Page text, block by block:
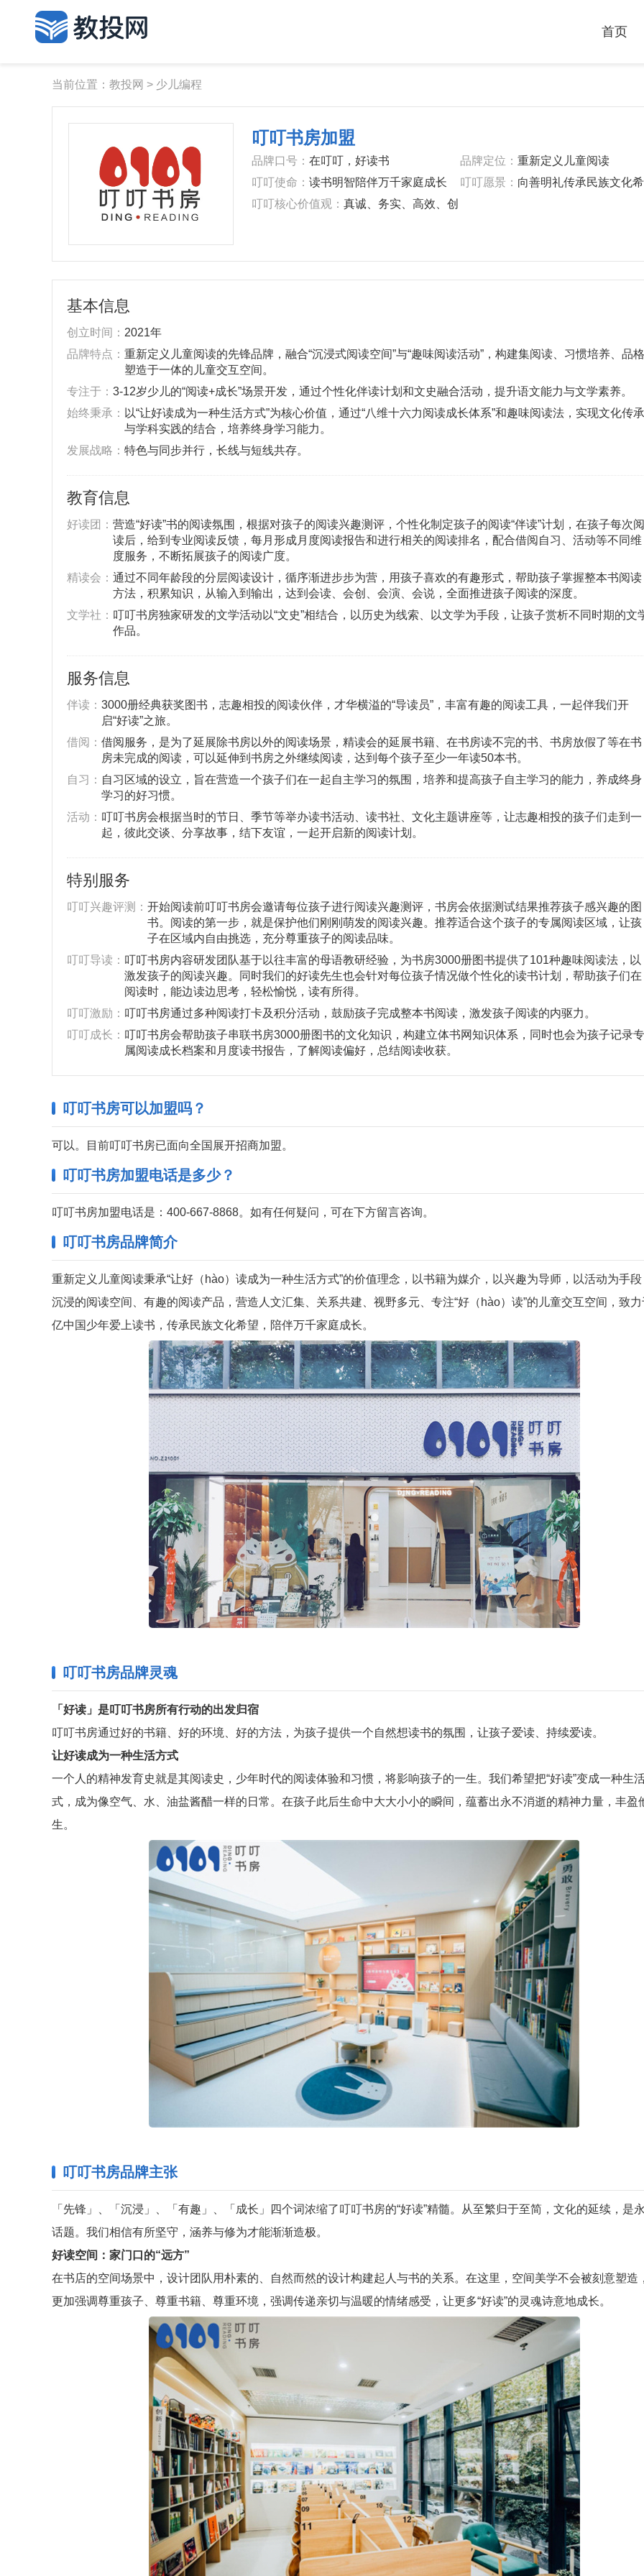
首页
当前位置： 教投网 > 少儿编程
叮叮书房加盟
品牌口号： 在叮叮，好读书 品牌定位： 重新定义儿童阅读
叮叮使命： 读书明智陪伴万千家庭成长 叮叮愿景： 向善明礼传承民族文化
叮叮核心价值观： 真诚、务实、高效、创
基本信息
创立时间： 2021年
品牌特点‌： 重新定义儿童阅读的先锋品牌，融合“沉浸式阅读空间”与“趣味阅读活动”，构建集阅读、习惯培养、品格
塑造于一体的儿童交互空间。
‌专注于‌： 3-12岁少儿的“阅读+成长”场景开发，通过个性化伴读计划和文史融合活动，提升语文能力与文学素养。
‌始终秉承‌： 以“让好读成为一种生活方式”为核心价值，通过“八维十六力阅读成长体系”和趣味阅读法，实现文化传承
与学科实践的结合，培养终身学习能力。
‌发展战略‌： 特色与同步并行，长线与短线共存。
教育信息
好读团： 营造“好读”书的阅读氛围，根据对孩子的阅读兴趣测评，个性化制定孩子的阅读“伴读”计划，在孩子每次阅
读后，给到专业阅读反馈，每月形成月度阅读报告和进行相关的阅读排名，配合借阅自习、活动等不同维
度服务，不断拓展孩子的阅读广度。
精读会： 通过不同年龄段的分层阅读设计，循序渐进步步为营，用孩子喜欢的有趣形式，帮助孩子掌握整本书阅读
方法，积累知识，从输入到输出，达到会读、会创、会演、会说，全面推进孩子阅读的深度。
文学社： 叮叮书房独家研发的文学活动以“文史”相结合，以历史为线索、以文学为手段，让孩子赏析不同时期的文
作品。
服务信息
伴读： 3000册经典获奖图书，志趣相投的阅读伙伴，才华横溢的“导读员”，丰富有趣的阅读工具，一起伴我们开
启“好读”之旅。
借阅： 借阅服务，是为了延展除书房以外的阅读场景，精读会的延展书籍、在书房读不完的书、书房放假了等在书
房未完成的阅读，可以延伸到书房之外继续阅读，达到每个孩子至少一年读50本书。
自习： 自习区域的设立，旨在营造一个孩子们在一起自主学习的氛围，培养和提高孩子自主学习的能力，养成终身
学习的好习惯。
活动： 叮叮书房会根据当时的节日、季节等举办读书活动、读书社、文化主题讲座等，让志趣相投的孩子们走到一
起，彼此交谈、分享故事，结下友谊，一起开启新的阅读计划。
特别服务
叮叮兴趣评测： 开始阅读前叮叮书房会邀请每位孩子进行阅读兴趣测评，书房会依据测试结果推荐孩子感兴趣的图
书。阅读的第一步，就是保护他们刚刚萌发的阅读兴趣。推荐适合这个孩子的专属阅读区域，让孩
子在区域内自由挑选，充分尊重孩子的阅读品味。
叮叮导读： 叮叮书房内容研发团队基于以往丰富的母语教研经验，为书房3000册图书提供了101种趣味阅读法，以
激发孩子的阅读兴趣。同时我们的好读先生也会针对每位孩子情况做个性化的读书计划，帮助孩子们在
阅读时，能边读边思考，轻松愉悦，读有所得。
叮叮激励： 叮叮书房通过多种阅读打卡及积分活动，鼓励孩子完成整本书阅读，激发孩子阅读的内驱力。
叮叮成长： 叮叮书房会帮助孩子串联书房3000册图书的文化知识，构建立体书网知识体系，同时也会为孩子记录专
属阅读成长档案和月度读书报告，了解阅读偏好，总结阅读收获。
叮叮书房可以加盟吗？
可以。目前叮叮书房已面向全国展开招商加盟。
叮叮书房加盟电话是多少？
叮叮书房加盟电话是：400-667-8868。如有任何疑问，可在下方留言咨询。
叮叮书房品牌简介
重新定义儿童阅读秉承“让好（hào）读成为一种生活方式”的价值理念，以书籍为媒介，以兴趣为导师，以活动为手
沉浸的阅读空间、有趣的阅读产品，营造人文汇集、关系共建、视野多元、专注“好（hào）读”的儿童交互空间，致
亿中国少年爱上读书，传承民族文化希望，陪伴万千家庭成长。
叮叮书房品牌灵魂
「好读」是叮叮书房所有行动的出发归宿
叮叮书房通过好的书籍、好的环境、好的方法，为孩子提供一个自然想读书的氛围，让孩子爱读、持续爱读。
让好读成为一种生活方式
一个人的精神发育史就是其阅读史，少年时代的阅读体验和习惯，将影响孩子的一生。我们希望把“好读”变成一种生
式，成为像空气、水、油盐酱醋一样的日常。在孩子此后生命中大大小小的瞬间，蕴蓄出永不消逝的精神力量，丰盈
生。
叮叮书房品牌主张
「先锋」、「沉浸」、「有趣」、「成长」四个词浓缩了叮叮书房的“好读”精髓。从至繁归于至简，文化的延续，是
话题。我们相信有所坚守，涵养与修为才能渐渐造极。
好读空间：家门口的“远方”
在书店的空间场景中，设计团队用朴素的、自然而然的设计构建起人与书的关系。在这里，空间美学不会被刻意塑造
更加强调尊重孩子、尊重书籍、尊重环境，强调传递亲切与温暖的情绪感受，让更多“好读”的灵魂诗意地成长。